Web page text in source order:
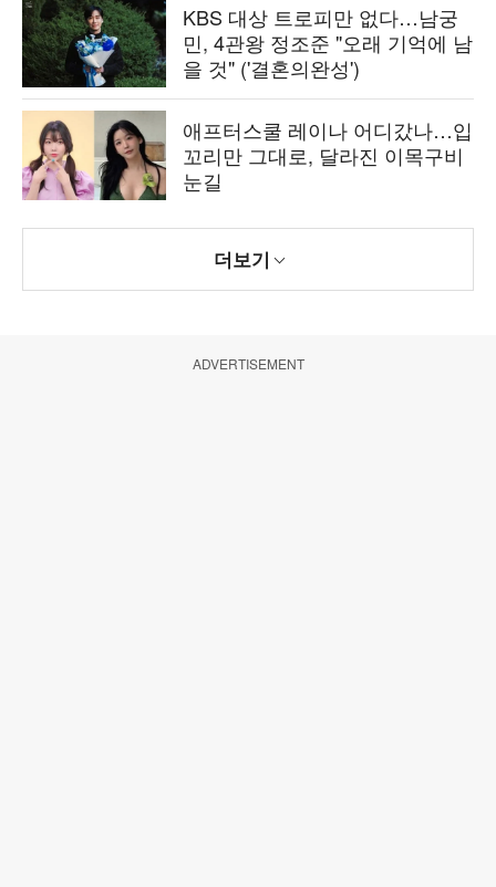
KBS 대상 트로피만 없다…남궁
민, 4관왕 정조준 "오래 기억에 남
을 것" ('결혼의완성')
애프터스쿨 레이나 어디갔나…입
꼬리만 그대로, 달라진 이목구비
눈길
더보기
ADVERTISEMENT